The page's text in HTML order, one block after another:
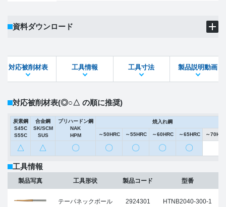
資料ダウンロード
STEPファイル DXFファイル
対応被削材表 工具情報 工具寸法 製品説明動画
対応被削材表(◎○△ の順に推奨)
炭素鋼
S45C
S55C
合金鋼
SK/SCM
SUS
プリハードン鋼
NAK
HPM
焼入れ鋼
～50HRC ～55HRC ～60HRC ～65HRC ～
△ △ 〇 〇 〇 〇 〇
工具情報
製品写真 工具形状
テーパネックボール
製品コード
2924301
型番
HTNB2040-300-1